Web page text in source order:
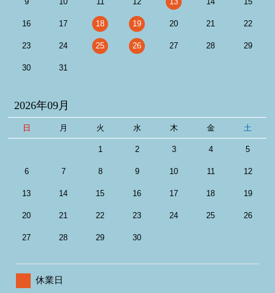
16 17 18 19 20 21 22
23 24 25 26 27 28 29
30 31
2026年09月
日 月 火 水 木 金 土
1 2 3 4 5
6 7 8 9 10 11 12
13 14 15 16 17 18 19
20 21 22 23 24 25 26
27 28 29 30
休業日